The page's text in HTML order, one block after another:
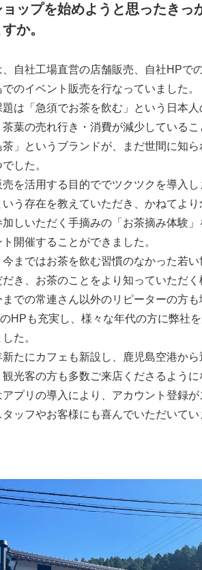
ョップを始めようと思ったきっ
か。
、自社工場直営の店舗販売、自社HPで
のイベント販売を行なっていました。
題は「急須でお茶を飲む」という日本
葉の売れ行き・消費が減少しているこ
茶」というブランドが、まだ世間に知
した。
売を活用する目的ででツクツクを導入
う存在を教えていただき、かねてよ
加しいただく手摘みの「お茶摘み体験
ト開催することができました。
今まではお茶を飲む習慣のなかった若
き、お茶のことをより知っていただ
での常連さん以外のリピーターの方も
HPも充実し、様々な年代の方に弊社
た。
新たにカフェも新設し、鹿児島空港か
光客の方も多数ご来店くださるように
アプリの導入により、アカウント登録
ッフやお客様にも喜んでいただいてい